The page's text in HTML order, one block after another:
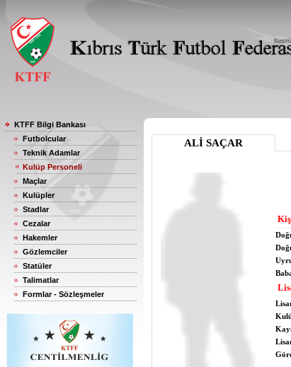
KTFF Bilgi Bankası
Futbolcular
Teknik Adamlar
Kulüp Personeli
Maçlar
Kulüpler
Stadlar
Cezalar
Hakemler
Gözlemciler
Statüler
Talimatlar
Formlar - Sözleşmeler
ALİ SAÇAR